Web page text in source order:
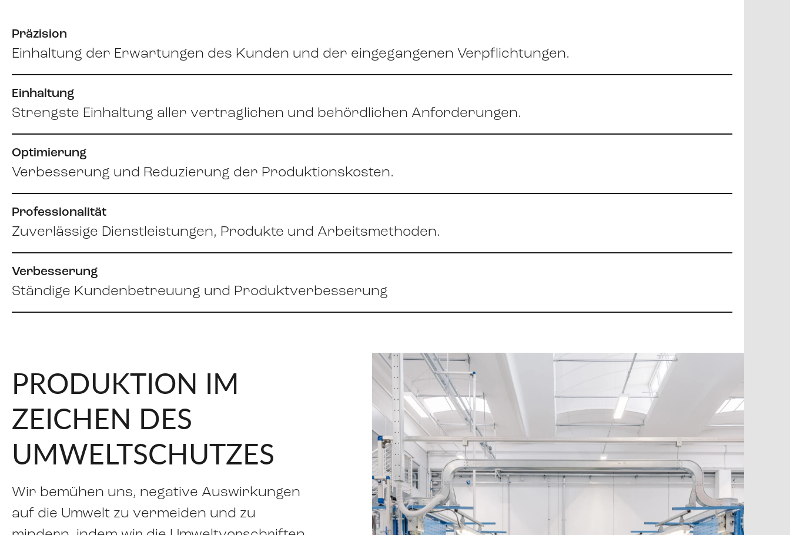
Präzision
Einhaltung der Erwartungen des Kunden und der eingegangenen Verpflichtungen.
Einhaltung
Strengste Einhaltung aller vertraglichen und behördlichen Anforderungen.
Optimierung
Verbesserung und Reduzierung der Produktionskosten.
Professionalität
Zuverlässige Dienstleistungen, Produkte und Arbeitsmethoden.
Verbesserung
Ständige Kundenbetreuung und Produktverbesserung
PRODUKTION IM
ZEICHEN DES
UMWELTSCHUTZES
Wir bemühen uns, negative Auswirkungen
auf die Umwelt zu vermeiden und zu